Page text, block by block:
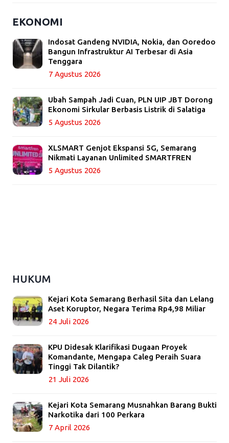
EKONOMI
Indosat Gandeng NVIDIA, Nokia, dan Ooredoo
Bangun Infrastruktur AI Terbesar di Asia
Tenggara
7 Agustus 2026
Ubah Sampah Jadi Cuan, PLN UIP JBT Dorong
Ekonomi Sirkular Berbasis Listrik di Salatiga
5 Agustus 2026
XLSMART Genjot Ekspansi 5G, Semarang
Nikmati Layanan Unlimited SMARTFREN
5 Agustus 2026
HUKUM
Kejari Kota Semarang Berhasil Sita dan Lelang
Aset Koruptor, Negara Terima Rp4,98 Miliar
24 Juli 2026
KPU Didesak Klarifikasi Dugaan Proyek
Komandante, Mengapa Caleg Peraih Suara
Tinggi Tak Dilantik?
21 Juli 2026
Kejari Kota Semarang Musnahkan Barang Bukti
Narkotika dari 100 Perkara
7 April 2026